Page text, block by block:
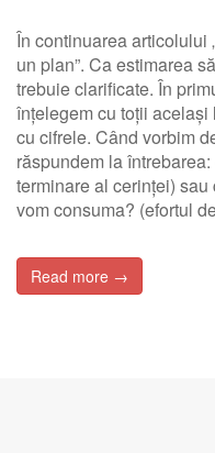
În continuarea articolului
un plan”. Ca estimarea
trebuie clarificate. În
înțelegem cu toții
cu cifrele. Când vorbim
răspundem la
terminare al cerinței)
vom consuma? (efortul
Read more →